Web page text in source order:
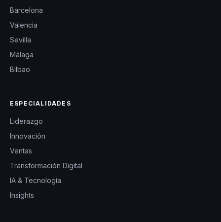
Barcelona
Valencia
Sevilla
Málaga
Bilbao
ESPECIALIDADES
Liderazgo
Innovación
Ventas
Transformación Digital
IA & Tecnología
Insights